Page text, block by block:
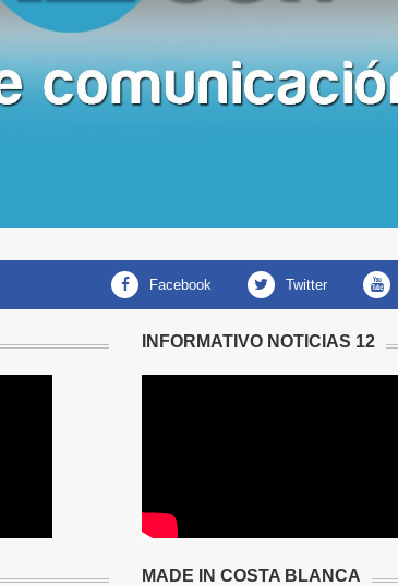
facebook twitter
INFORMATIVO NOTICIAS 12
MADE IN COSTA BLANCA